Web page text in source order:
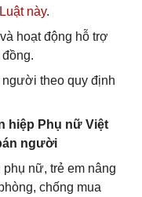
này.
hoạt động hỗ trợ
theo quy định
hiệp Phụ nữ Việt
người
nữ, trẻ em nâng
chống mua